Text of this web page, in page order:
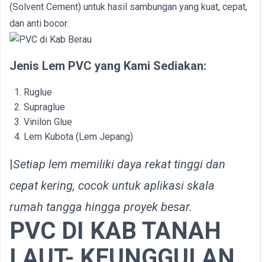
(Solvent Cement) untuk hasil sambungan yang kuat, cepat,
dan anti bocor.
Jenis Lem PVC yang Kami Sediakan:
Ruglue
Supraglue
Vinilon Glue
Lem Kubota (Lem Jepang)
|Setiap lem memiliki daya rekat tinggi dan
cepat kering, cocok untuk aplikasi skala
rumah tangga hingga proyek besar.
PVC DI KAB TANAH